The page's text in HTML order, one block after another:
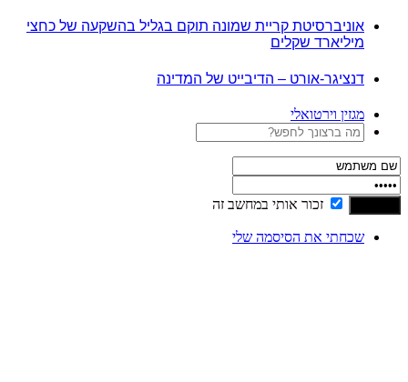
אוניברסיטת קריית שמונה תוקם בגליל בהשקעה של כחצי
מיליארד שקלים
דנציגר-אורט – הדיבייט של המדינה
מגזין וירטואלי
זכור אותי במחשב זה
שכחתי את הסיסמה שלי